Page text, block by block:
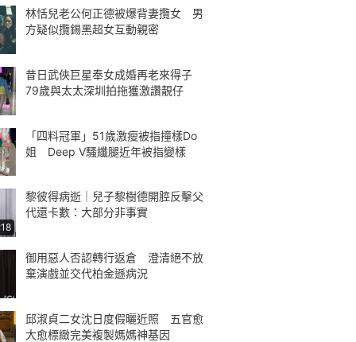
林恬兒老公何正德被爆背妻攬女 男
方疑似攬錫黑超女互動親密
昔日武俠巨星奉女成婚再老來得子
79歲與太太深圳拍拖獲激讚靚仔
「四料冠軍」51歲激瘦被指撞樣Do
姐 Deep V騷纖腿近年被指變樣
黎彼得病逝｜兒子黎樹德開腔反擊父
代還卡數：大部分非事實
御用惡人否認轉行返倉 澄清絕不放
棄演戲並交代柏金遜病況
邱淑貞二女沈日度假曬近照 五官愈
大愈標緻完美複製媽媽神基因